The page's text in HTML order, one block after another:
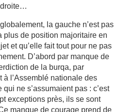
droite…
la gauche n’est pas
plus de position majoritaire en
et qu’elle fait tout pour ne pas
D’abord par manque de
de la burqa, par
à l’Assemblé nationale des
qui ne s’assumaient pas : c’est
exceptions près, ils se sont
manque de courage prend de